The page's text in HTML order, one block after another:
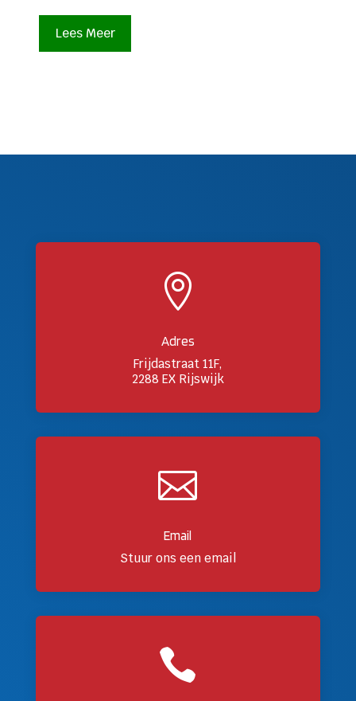
Lees Meer

Adres
Frijdastraat 11F,
2288 EX Rijswijk

Email
Stuur ons een email
